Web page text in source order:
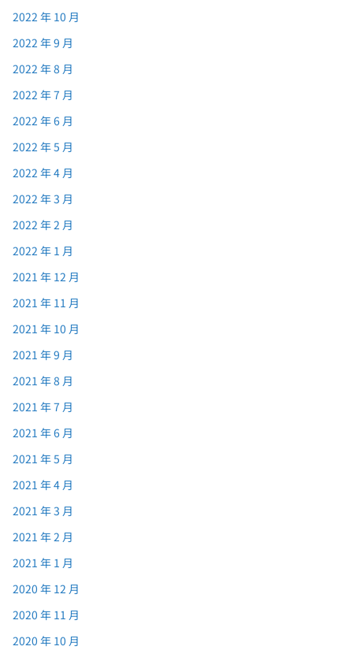
2022 年 10 月
2022 年 9 月
2022 年 8 月
2022 年 7 月
2022 年 6 月
2022 年 5 月
2022 年 4 月
2022 年 3 月
2022 年 2 月
2022 年 1 月
2021 年 12 月
2021 年 11 月
2021 年 10 月
2021 年 9 月
2021 年 8 月
2021 年 7 月
2021 年 6 月
2021 年 5 月
2021 年 4 月
2021 年 3 月
2021 年 2 月
2021 年 1 月
2020 年 12 月
2020 年 11 月
2020 年 10 月